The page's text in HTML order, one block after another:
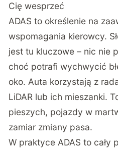
Cię wesprzeć
ADAS to określenie na
wspomagania kierowcy.
jest tu kluczowe – nic nie
choć potrafi wychwycić
oko. Auta korzystają z
LiDAR lub ich mieszanki.
pieszych, pojazdy w
zamiar zmiany pasa.
W praktyce ADAS to cały